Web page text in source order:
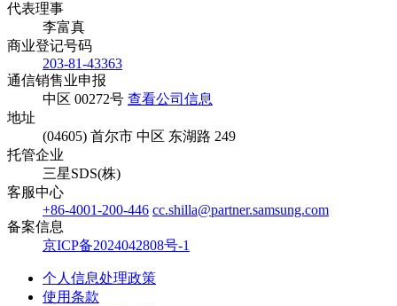
代表理事
李富真
商业登记号码
203-81-43363
通信销售业申报
中区 00272号 查看公司信息
地址
(04605) 首尔市 中区 东湖路 249
托管企业
三星SDS(株)
客服中心
+86-4001-200-446 cc.shilla@partner.samsung.com
备案信息
京ICP备2024042808号-1
个人信息处理政策
使用条款